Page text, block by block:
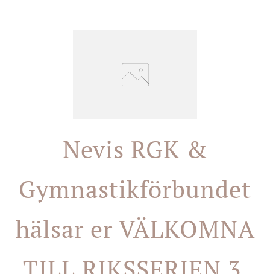
Nevis RGK &
Gymnastikförbundet
hälsar er VÄLKOMNA